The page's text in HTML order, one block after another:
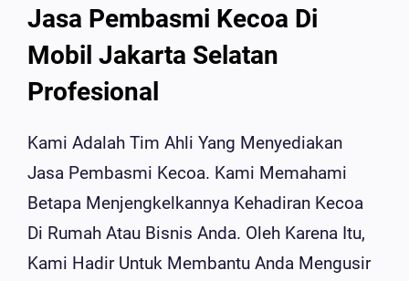
Jasa Pembasmi Kecoa Di
Mobil Jakarta Selatan
Profesional
Kami Adalah Tim Ahli Yang Menyediakan
Jasa Pembasmi Kecoa. Kami Memahami
Betapa Menjengkelkannya Kehadiran Kecoa
Di Rumah Atau Bisnis Anda. Oleh Karena Itu,
Kami Hadir Untuk Membantu Anda Mengusir